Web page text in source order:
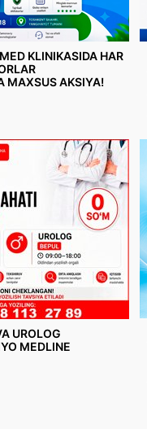
KLINIKASIDA HAR
MAXSUS AKSIYA!
UROLOG
MEDLINE